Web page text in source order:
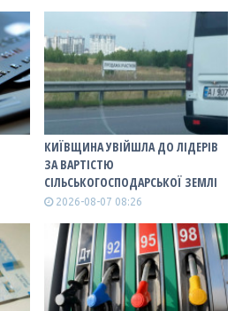
КИЇВЩИНА УВІЙШЛА ДО ЛІДЕРІВ
ЗА ВАРТІСТЮ
СІЛЬСЬКОГОСПОДАРСЬКОЇ ЗЕМЛІ
2026-08-07 08:26